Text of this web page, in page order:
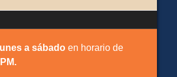
a sábado en horario de